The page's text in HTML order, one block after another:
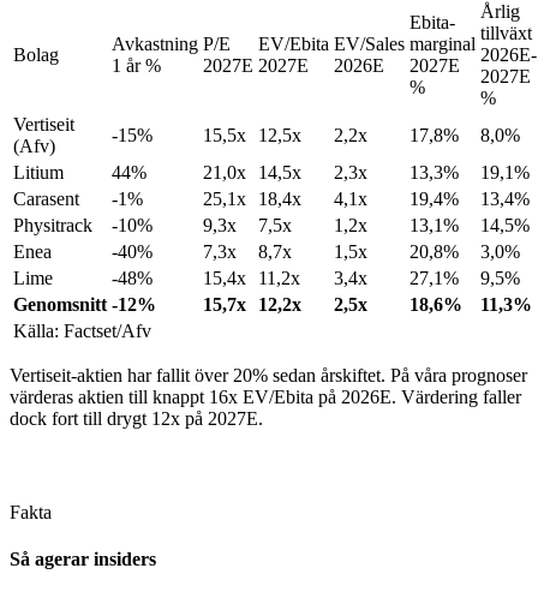
Bolag
Avkastning
1 år %
P/E
2027E
EV/Ebita
2027E
EV/Sales
2026E
Ebita-
marginal
2027E
%
Årlig
tillväxt
2026E-
2027E
%
Vertiseit
(Afv)
-15% 15,5x 12,5x 2,2x 17,8%
8,0%
Litium
44% 21,0x 14,5x 2,3x 13,3%
19,1%
Carasent
-1% 25,1x 18,4x 4,1x 19,4%
13,4%
Physitrack
-10% 9,3x 7,5x 1,2x 13,1%
14,5%
Enea
-40% 7,3x 8,7x 1,5x 20,8%
3,0%
Lime
-48% 15,4x 11,2x 3,4x 27,1%
9,5%
Genomsnitt -12% 15,7x 12,2x 2,5x 18,6%
11,3%
Källa: Factset/Afv
Vertiseit-aktien har fallit över 20% sedan årskiftet. På våra prognoser
värderas aktien till knappt 16x EV/Ebita på 2026E. Värdering faller
dock fort till drygt 12x på 2027E.
Fakta
Så agerar insiders